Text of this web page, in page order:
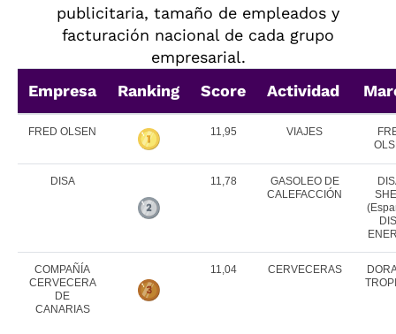
publicitaria, tamaño de empleados y
facturación nacional de cada grupo
empresarial.
Empresa
Ranking Score Actividad
FRED OLSEN 11,95 VIAJES
DISA 11,78
GASOLEO DE
CALEFACCIÓN
COMPAÑÍA
CERVECERA
DE
CANARIAS
11,04 CERVECERAS